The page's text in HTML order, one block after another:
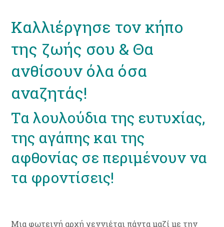
Καλλιέργησε τον κήπο
της ζωής σου & Θα
ανθίσουν όλα όσα
αναζητάς!
Τα λουλούδια της ευτυχίας,
της αγάπης και της
αφθονίας σε περιμένουν να
τα φροντίσεις!
Μια φωτεινή αρχή γεννιέται πάντα μαζί με την